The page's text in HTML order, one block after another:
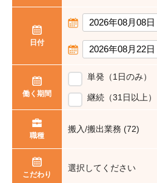
日付
働く期間
単発（1日のみ）
継続（31日以上）
職種
搬入/搬出業務 (72)
こだわり
選択してください